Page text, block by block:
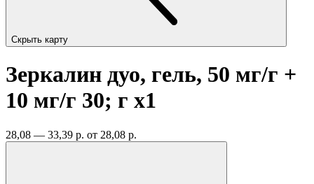
Скрыть карту
Зеркалин дуо, гель, 50 мг/г +
10 мг/г 30; г x1
28,08 — 33,39 р. от 28,08 р.